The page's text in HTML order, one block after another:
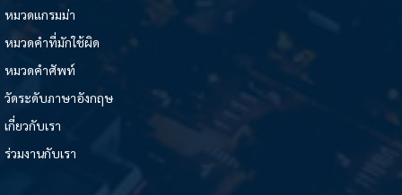
หมวดแกรมม่า
หมวดคำที่มักใช้ผิด
หมวดคำศัพท์
วัดระดับภาษาอังกฤษ
เกี่ยวกับเรา
ร่วมงานกับเรา